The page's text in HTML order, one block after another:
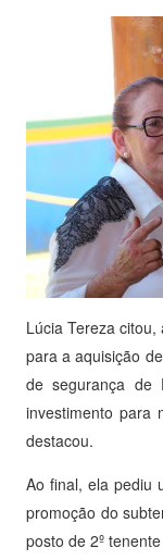
Lúcia Tereza
para a aquisição
de segurança de
investimento para
destacou.
Ao final, ela pediu
promoção do
posto de 2º